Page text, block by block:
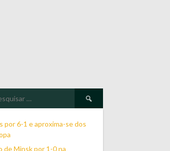
Pesquisar
por:
por 6-1 e aproxima-se dos
de Minsk por 1-0 na